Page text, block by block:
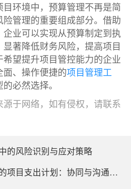
环境中，预算管理不再是简
管理的重要组成部分。借助
企业可以实现从预算制定到执
著降低财务风险，提高项目
望提升项目管控能力的企业
面、操作便捷的项目管理工
必然选择。
于网络，如有侵权，请联系
的风险识别与应对策略
出计划：协同与沟通的挑战与解决之道